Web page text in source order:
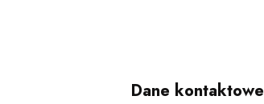
Dane kontaktowe